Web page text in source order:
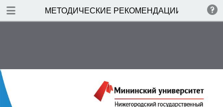
МЕТОДИЧЕСКИЕ РЕКОМЕНДАЦИИ
TABLE OF CONTENTS
постдипломного сопровождения
выпускника